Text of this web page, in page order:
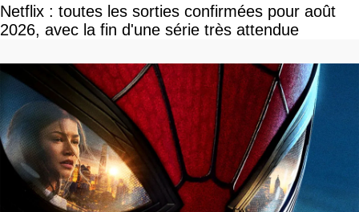
Netflix : toutes les sorties confirmées pour août
2026, avec la fin d'une série très attendue